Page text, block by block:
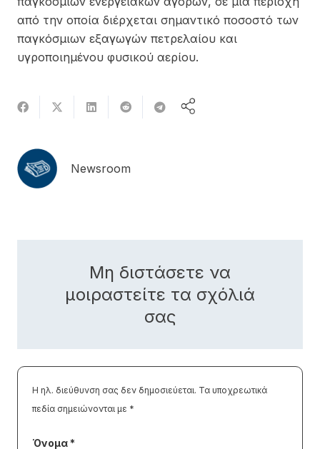
από την οποία διέρχεται σημαντικό ποσοστό των
παγκόσμιων εξαγωγών πετρελαίου και
υγροποιημένου φυσικού αερίου.
Newsroom
Μη διστάσετε να
μοιραστείτε τα σχόλιά
σας
Η ηλ. διεύθυνση σας δεν δημοσιεύεται. Τα υποχρεωτικά
πεδία σημειώνονται με *